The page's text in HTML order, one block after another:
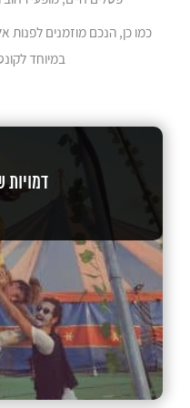
כמו כן, הנכם מוזמנים לפנות
במיוחד
דמויות